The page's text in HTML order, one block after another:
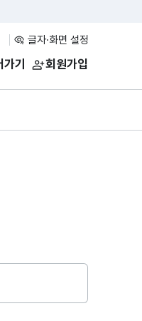
글자·화면 설정
기 회원가입